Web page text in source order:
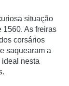
situação
1560. As freiras
corsários
saquearam a
nesta